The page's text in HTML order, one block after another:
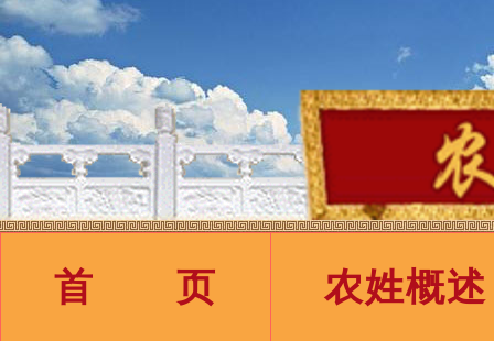
首 页 农姓概述